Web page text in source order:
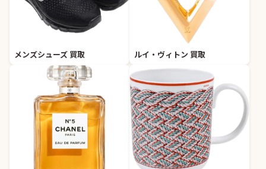
メンズシューズ 買取 ルイ・ヴィトン 買取